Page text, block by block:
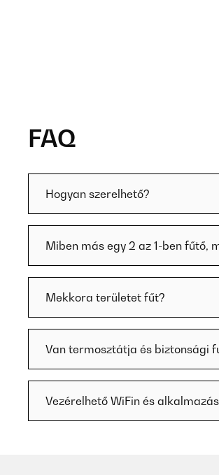
FAQ
Hogyan szerelhető?
Miben más egy 2 az 1-ben fűtő,
Mekkora területet fűt?
Van termosztátja és biztonsági
Vezérelhető WiFin és